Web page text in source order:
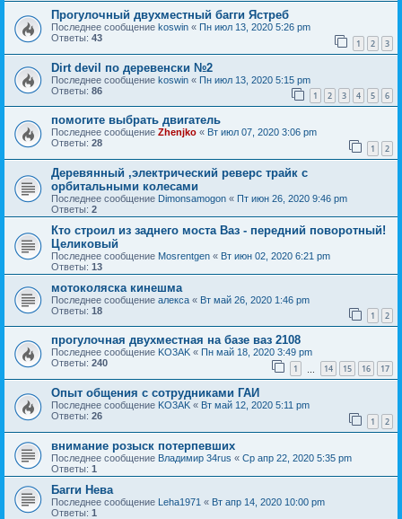
Прогулочный двухместный багги Ястреб
Последнее сообщение koswin « Пн июл 13, 2020 5:26 pm
Ответы: 43 1 2 3
Dirt devil по деревенски №2
Последнее сообщение koswin « Пн июл 13, 2020 5:15 pm
Ответы: 86 1 2 3 4 5 6
помогите выбрать двигатель
Последнее сообщение Zhenjko « Вт июл 07, 2020 3:06 pm
Ответы: 28 1 2
Деревянный ,электрический реверс трайк с
орбитальными колесами
Последнее сообщение Dimonsamogon « Пт июн 26, 2020 9:46 pm
Ответы: 2
Кто строил из заднего моста Ваз - передний поворотный!
Целиковый
Последнее сообщение Mosrentgen « Вт июн 02, 2020 6:21 pm
Ответы: 13
мотоколяска кинешма
Последнее сообщение алекса « Вт май 26, 2020 1:46 pm
Ответы: 18 1 2
прогулочная двухместная на базе ваз 2108
Последнее сообщение KO3AK « Пн май 18, 2020 3:49 pm
Ответы: 240 1 14 15 16 17
Опыт общения с сотрудниками ГАИ
Последнее сообщение KO3AK « Вт май 12, 2020 5:11 pm
Ответы: 26 1 2
внимание розыск потерпевших
Последнее сообщение Владимир 34rus « Ср апр 22, 2020 5:35 pm
Ответы: 1
Багги Нева
Последнее сообщение Leha1971 « Вт апр 14, 2020 10:00 pm
Ответы: 1